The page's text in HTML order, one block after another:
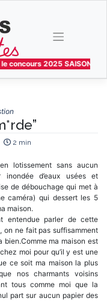
concours 2025 SAISON 4
2 min
lotissement sans aucun
d’eaux usées et
de débouchage qui met à
caméra) qui dessert les 5
maison.
entendue parler de cette
on ne fait pas suffisamment
ma maison est
moi pour qu’il y est une
ce soit ma maison la plus
nos charmants voisins
tous comme moi que la
part sur aucun papier des